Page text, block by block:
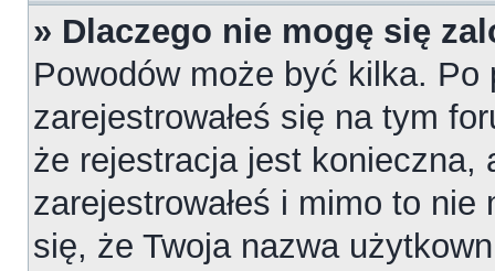
» Dlaczego nie mogę się
Powodów może być kilka.
zarejestrowałeś się na tym
że rejestracja jest konieczna,
zarejestrowałeś i mimo to
się, że Twoja nazwa